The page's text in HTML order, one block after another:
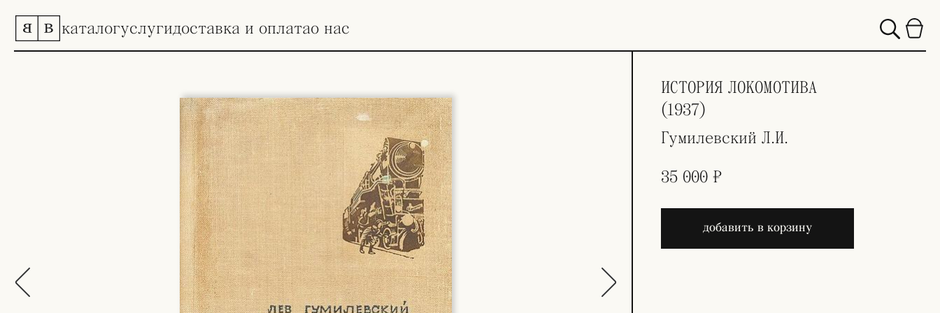
каталогуслугидоставка и оплатао нас
ИСТОРИЯ ЛОКОМОТИВА
(1937)
Гумилевский Л.И.
35 000 ₽
добавить в корзину